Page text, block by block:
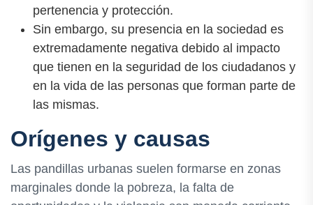
pertenencia y protección.
Sin embargo, su presencia en la sociedad es
extremadamente negativa debido al impacto
que tienen en la seguridad de los ciudadanos y
en la vida de las personas que forman parte de
las mismas.
Orígenes y causas
Las pandillas urbanas suelen formarse en zonas
marginales donde la pobreza, la falta de